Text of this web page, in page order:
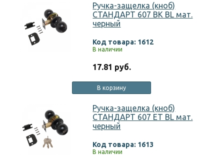
Ручка-защелка (кноб)
СТАНДАРТ 607 BK BL мат.
черный
Код товара: 1612
В наличии
17.81 руб.
В корзину
Ручка-защелка (кноб)
СТАНДАРТ 607 ET BL мат.
черный
Код товара: 1613
В наличии